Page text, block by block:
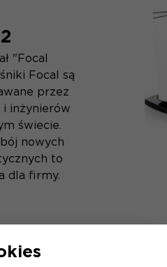
"Focal
Focal są
przez
inżynierów
świecie.
nowych
to
dla firmy.